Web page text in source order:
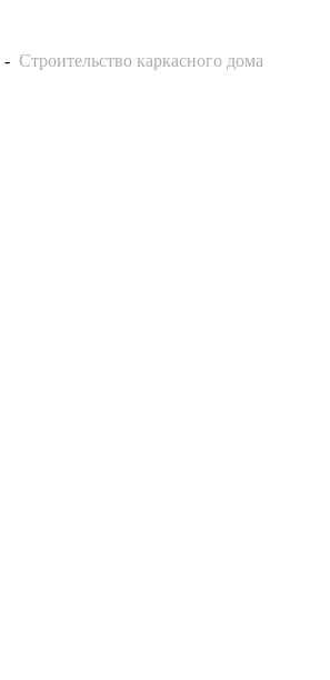
- Строительство каркасного дома